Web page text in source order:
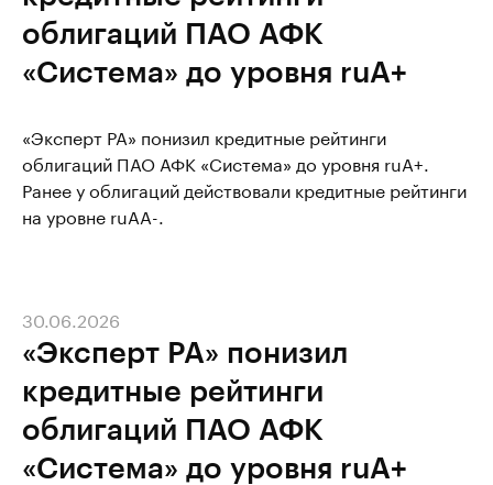
облигаций ПАО АФК
«Система» до уровня ruA+
«Эксперт РА» понизил кредитные рейтинги
облигаций ПАО АФК «Система» до уровня ruA+.
Ранее у облигаций действовали кредитные рейтинги
на уровне ruAA-.
«Эксперт РА» понизил
кредитные рейтинги
облигаций ПАО АФК
«Система» до уровня ruA+
30.06.2026